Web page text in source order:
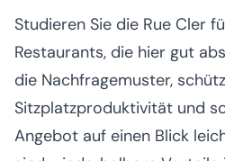
Studieren Sie die Rue Cler
Restaurants, die hier gut
die Nachfragemuster,
Sitzplatzproduktivität und
Angebot auf einen Blick